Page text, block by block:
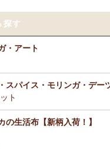
探す
・アート
スパイス・モリンガ・デー
ト
の生活布【新柄入荷！】